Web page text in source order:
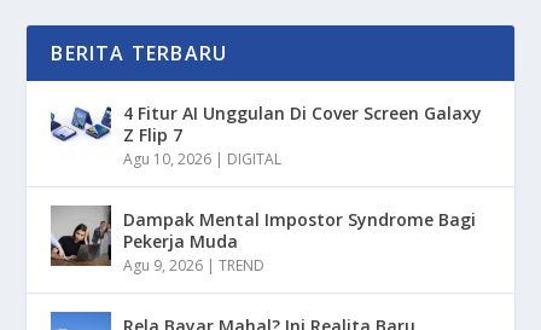
BERITA TERBARU
4 Fitur AI Unggulan Di Cover Screen Galaxy
Z Flip 7
Agu 10, 2026 | DIGITAL
Dampak Mental Impostor Syndrome Bagi
Pekerja Muda
Agu 9, 2026 |TREND